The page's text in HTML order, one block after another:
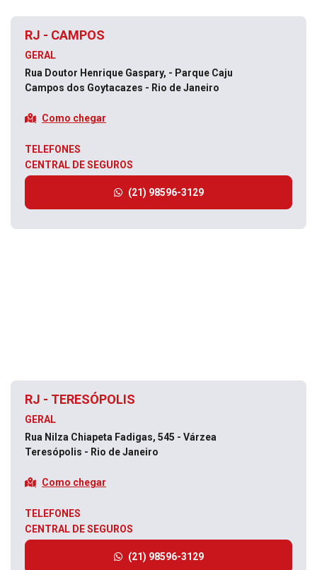
RJ - CAMPOS
GERAL
Rua Doutor Henrique Gaspary, - Parque Caju
Campos dos Goytacazes - Rio de Janeiro
Como chegar
TELEFONES
CENTRAL DE SEGUROS
(21) 98596-3129
RJ - TERESÓPOLIS
GERAL
Rua Nilza Chiapeta Fadigas, 545 - Várzea
Teresópolis - Rio de Janeiro
Como chegar
TELEFONES
CENTRAL DE SEGUROS
(21) 98596-3129